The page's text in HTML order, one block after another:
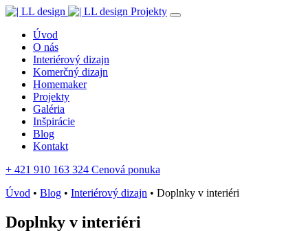
Projekty
Úvod
O nás
Interiérový dizajn
Komerčný dizajn
Homemaker
Projekty
Galéria
Inšpirácie
Blog
Kontakt
+ 421 910 163 324 Cenová ponuka
Úvod • Blog • Interiérový dizajn • Doplnky v interiéri
Doplnky v interiéri